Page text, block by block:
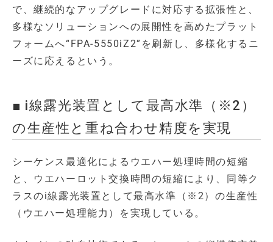
で、継続的なアップグレードに対応する拡張性と、
多様なソリューションへの展開性を高めたプラット
フォームへ“FPA-5550iZ2”を刷新し、多様化するニ
ーズに応えるという。
■ i線露光装置として最高水準（※2）
の生産性と重ね合わせ精度を実現
シーケンス最適化によるウエハー処理時間の短縮
と、ウエハーロット交換時間の短縮により、同等ク
ラスのi線露光装置として最高水準（※2）の生産性
（ウエハー処理能力）を実現している。